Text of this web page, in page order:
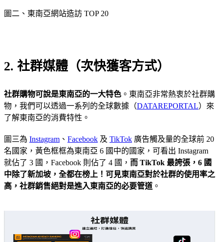
圖二、東南亞網站造訪 TOP 20
2. 社群媒體（次快獲客方式）
社群購物可說是東南亞的一大特色 。東南亞非常熱衷於社群購
物，我們可以透過一系列的全球數據（DATAREPORTAL）來
了解東南亞的消費特性。
圖三為 Instagram 、 Facebook 及 TikTok 廣告觸及量的全球前 20
名國家，黃色框框為東南亞 6 國中的國家，可看出 Instagram
就佔了 3 國，Facebook 則佔了 4 國， 而 TikTok 最誇張，6 國
中除了新加坡，全都在榜上！可見東南亞對於社群的使用率之
高，社群銷售絕對是進入東南亞的必要管道 。